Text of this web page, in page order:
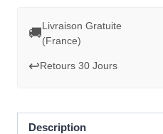
déco
Paysage
coloré
🚚 Livraison Gratuite
(France)
↩️ Retours 30 Jours
Description